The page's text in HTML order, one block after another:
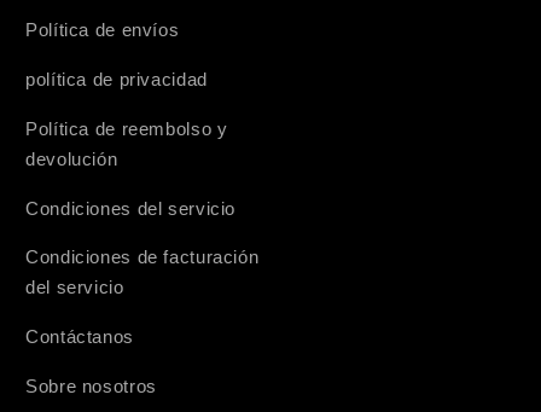
Política de envíos
política de privacidad
Política de reembolso y
devolución
Condiciones del servicio
Condiciones de facturación
del servicio
Contáctanos
Sobre nosotros